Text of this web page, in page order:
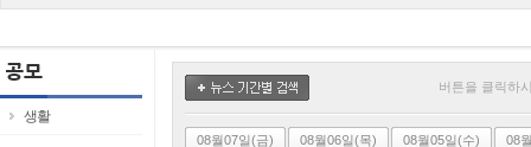
생활
버튼을 클릭하
08월07일(금) 08월06일(목) 08월05일(수) 08